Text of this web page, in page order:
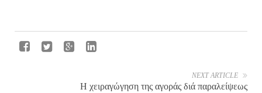
NEXT ARTICLE
Η χειραγώγηση της αγοράς διά παραλείψεως